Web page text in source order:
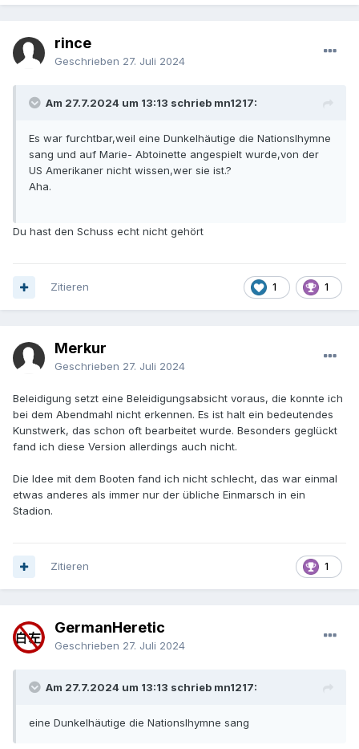
rince
Geschrieben 27. Juli 2024
Am 27.7.2024 um 13:13 schrieb mn1217:
Es war furchtbar,weil eine Dunkelhäutige die Nationslhymne
sang und auf Marie- Abtoinette angespielt wurde,von der
US Amerikaner nicht wissen,wer sie ist.?
Aha.
Du hast den Schuss echt nicht gehört
1 1
Zitieren
Merkur
Geschrieben 27. Juli 2024
Beleidigung setzt eine Beleidigungsabsicht voraus, die konnte ich
bei dem Abendmahl nicht erkennen. Es ist halt ein bedeutendes
Kunstwerk, das schon oft bearbeitet wurde. Besonders geglückt
fand ich diese Version allerdings auch nicht.
Die Idee mit dem Booten fand ich nicht schlecht, das war einmal
etwas anderes als immer nur der übliche Einmarsch in ein
Stadion.
1
Zitieren
GermanHeretic
Geschrieben 27. Juli 2024
Am 27.7.2024 um 13:13 schrieb mn1217:
eine Dunkelhäutige die Nationslhymne sang